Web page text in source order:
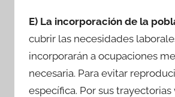
E) La incorporación de la
cubrir las necesidades
incorporarán a ocupaciones
necesaria. Para evitar
específica. Por sus